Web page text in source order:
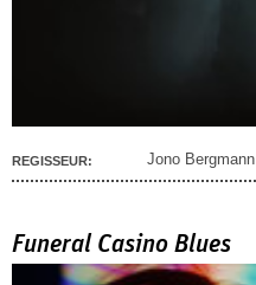
REGISSEUR: Jono Bergmann
Funeral Casino Blues